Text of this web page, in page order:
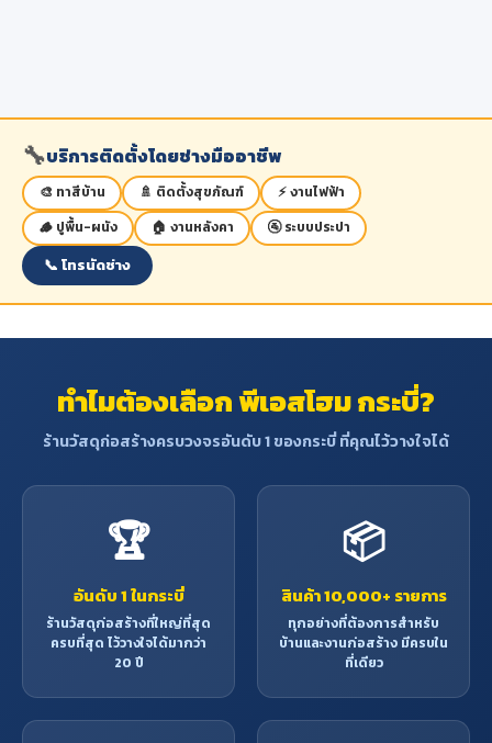
🔧บริการติดตั้งโดยช่างมืออาชีพ
🎨 ทาสีบ้าน 🚿 ติดตั้งสุขภัณฑ์
⚡ งานไฟฟ้า
🪵 ปูพื้น-ผนัง
🏠 งานหลังคา 🚰 ระบบประปา
📞 โทรนัดช่าง
ทำไมต้องเลือก พีเอสโฮม กระบี่?
ร้านวัสดุก่อสร้างครบวงจรอันดับ 1 ของกระบี่ ที่คุณไว้วางใจได้
🏆
อันดับ 1 ในกระบี่
ร้านวัสดุก่อสร้างที่ใหญ่ที่สุด
ครบที่สุด ไว้วางใจได้มากว่า
20 ปี
📦
สินค้า 10,000+ รายการ
ทุกอย่างที่ต้องการสำหรับ
บ้านและงานก่อสร้าง มีครบใน
ที่เดียว